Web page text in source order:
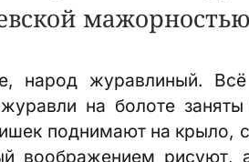
народ журавлиный.
на болоте
поднимают на крыло,
воображением рисуют,